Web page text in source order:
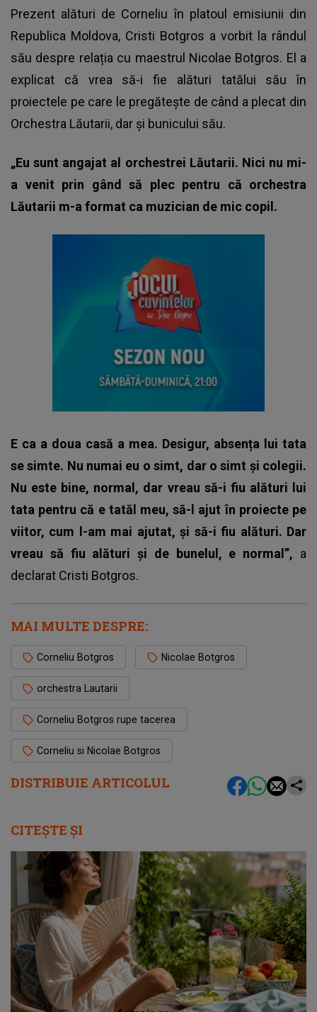
DISTRIBUIE ARTICOLUL
Prezent alături de Corneliu în platoul emisiunii din
Republica Moldova, Cristi Botgros a vorbit la rândul
său despre relația cu maestrul Nicolae Botgros. El a
explicat că vrea să-i fie alături tatălui său în
proiectele pe care le pregătește de când a plecat din
Orchestra Lăutarii, dar și bunicului său.
„Eu sunt angajat al orchestrei Lăutarii. Nici nu mi-
a venit prin gând să plec pentru că orchestra
Lăutarii m-a format ca muzician de mic copil.
E ca a doua casă a mea. Desigur, absența lui tata
se simte. Nu numai eu o simt, dar o simt și colegii.
Nu este bine, normal, dar vreau să-i fiu alături lui
tata pentru că e tatăl meu, să-l ajut în proiecte pe
viitor, cum l-am mai ajutat, și să-i fiu alături. Dar
vreau să fiu alături și de bunelul, e normal”, a
declarat Cristi Botgros.
MAI MULTE DESPRE:
Corneliu Botgros Nicolae Botgros
orchestra Lautarii
Corneliu Botgros rupe tacerea
Corneliu si Nicolae Botgros
CITEȘTE ȘI